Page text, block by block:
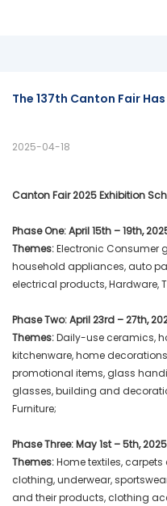
The 137th Canton Fair
2025-04-18
Canton Fair 2025 Exhibition
Phase One: April 15th – 19th,
Themes:Electronic Consumer
household appliances, auto
electrical products, Hardware,
Phase Two: April 23rd – 27th,
Themes:Daily-use ceramics,
kitchenware, home
promotional items, glass
glasses, building and
Furniture;
Phase Three: May 1st – 5th, 2025
Themes:Home textiles,
clothing, underwear,
and their products, clothing